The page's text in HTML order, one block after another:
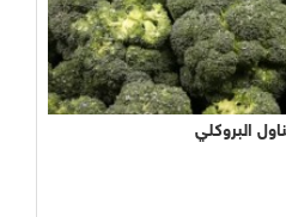
الرطبة المصطنعة في معالجة